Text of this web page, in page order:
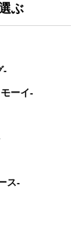
ぶ
-
ーイ-
ス-